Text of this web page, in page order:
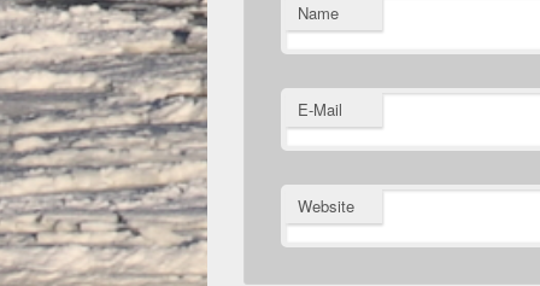
Name
E-Mail
Website